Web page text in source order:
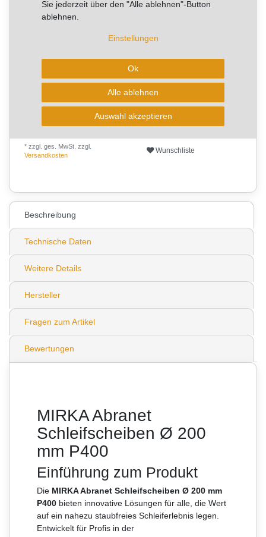
Artikel mit rel. kurzer Lieferzeit.
Kurzfristig verfügbar, Lieferzeit 2-4 Arbeitstage
In den Warenkorb
* zzgl. ges. MwSt. zzgl.
Versandkosten
Wunschliste
Beschreibung
Technische Daten
Weitere Details
Hersteller
Fragen zum Artikel
Bewertungen
MIRKA Abranet
Schleifscheiben Ø 200
mm P400
Einführung zum Produkt
Die MIRKA Abranet Schleifscheiben Ø 200 mm
P400 bieten innovative Lösungen für alle, die Wert
auf ein nahezu staubfreies Schleiferlebnis legen.
Entwickelt für Profis in der
Sie jederzeit über den "Alle ablehnen"-Button
ablehnen.
Einstellungen
Ok
Alle ablehnen
Auswahl akzeptieren